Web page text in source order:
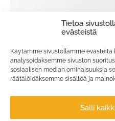
Tietoa
evästeistä
Käytämme sivustollamme evästeitä
analysoidaksemme sivuston
sosiaalisen median ominaisuuksia
räätälöidäksemme sisältöä ja
Salli